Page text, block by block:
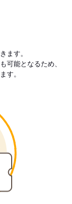
ます。
可能となるため、
す。